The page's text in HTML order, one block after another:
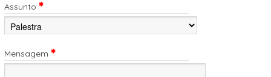
Assunto
Mensagem